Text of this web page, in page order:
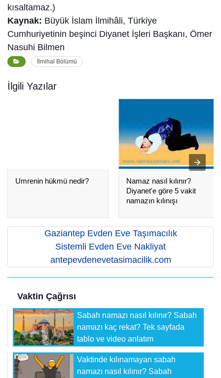
kısaltamaz.)
Kaynak: Büyük İslam İlmihâli, Türkiye
Cumhuriyetinin beşinci Diyanet İşleri Başkanı, Ömer
Nasuhi Bilmen
İlmihal Bölümü
İlgili Yazılar
Umrenin hükmü nedir?
Namaz nasıl kılınır?
Diyanet'e göre 5 vakit
namazın kılınışı
Gaziantep Evden Eve Taşımacılık
Sistemli Evden Eve Nakliyat
antepevdenevetasimacilik.com
Vaktin Çağrısı
Sabah namazı nasıl kılınır? Sabah
namazı kaç rekat? Tek sayfada
tablo ve video anlatım
Vaktinde kılınamayan sabah
namazı nasıl kılınır? Sabah